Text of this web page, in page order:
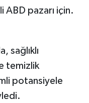
ABD pazarı için.
sağlıklı
temizlik
potansiyele